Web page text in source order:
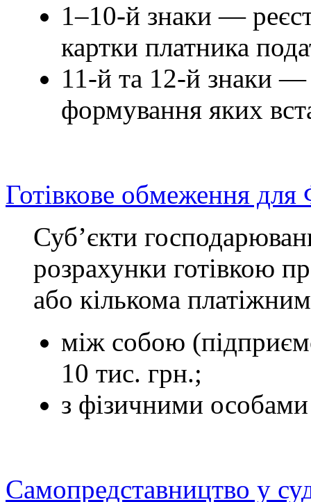
1–10-й знаки—
картки платника
11-й та 12-й знаки—
формування яких
Готівкове обмеження
Суб’єкти
розрахунки готівкою
або кількома
між собою
10 тис. грн.;
з фізичними
Самопредставництво у